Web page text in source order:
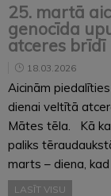
25. martā
genocīda
atceres brīdī
18.03.2026
Aicinām
dienai veltītā
Mātes tēla. Kā
paliks
marts – diena,
LASĪT VISU